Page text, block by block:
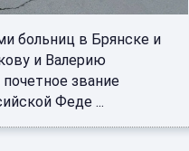
больниц в Брянске и
и Валерию
звание
Феде ...